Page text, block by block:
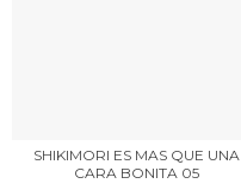
SHIKIMORI ES MAS QUE UNA
CARA BONITA 05